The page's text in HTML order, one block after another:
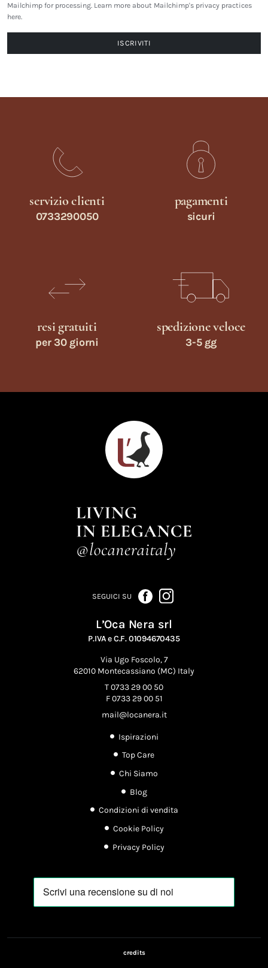
Mailchimp for processing. Learn more about Mailchimp's privacy practices
here.
servizio clienti
0733290050
pagamenti
sicuri
resi gratuiti
per 30 giorni
spedizione veloce
3-5 gg
SEGUICI SU
L’Oca Nera srl
P.IVA e C.F. 01094670435
Via Ugo Foscolo, 7
62010 Montecassiano (MC) Italy
T 0733 29 00 50
F 0733 29 00 51
mail@locanera.it
Ispirazioni
Top Care
Chi Siamo
Blog
Condizioni di vendita
Cookie Policy
Privacy Policy
credits